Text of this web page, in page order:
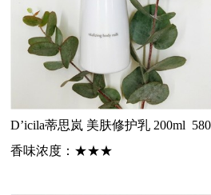
D’icila蒂思岚 美肤修护乳 200ml
香味浓度： ★★★